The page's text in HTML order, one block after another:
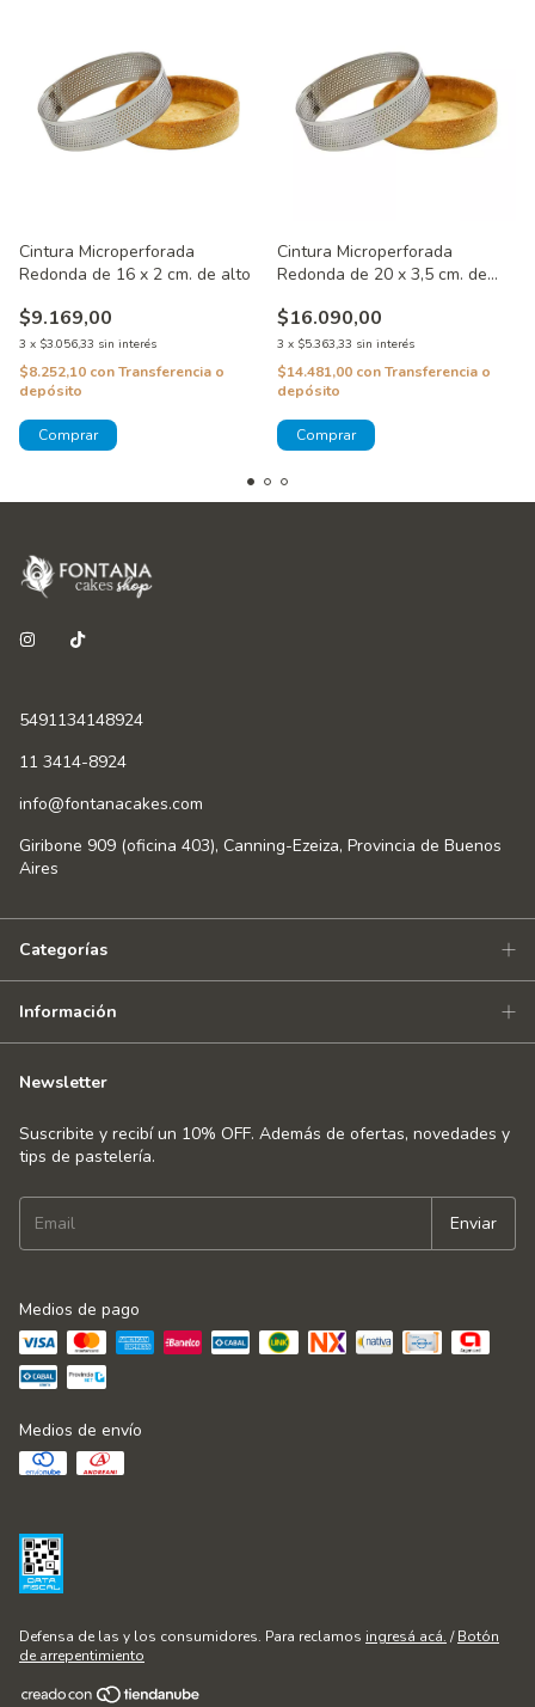
Cintura Microperforada
Redonda de 16 x 2 cm. de alto
$9.169,00
3 x $3.056,33 sin interés
$8.252,10 conTransferencia o
depósito
Cintura Microperforada
Redonda de 20 x 3,5 cm. de
$16.090,00
3 x $5.363,33 sin interés
$14.481,00 conTransferencia o
depósito
5491134148924
11 3414-8924
info@fontanacakes.com
Giribone 909 (oficina 403), Canning-Ezeiza, Provincia de Buenos
Aires
Categorías
Información
Newsletter
Suscribite y recibí un 10% OFF. Además de ofertas, novedades y
tips de pastelería.
Medios de pago
Medios de envío
Defensa de las y los consumidores. Para reclamos ingresá acá. / Botón
de arrepentimiento